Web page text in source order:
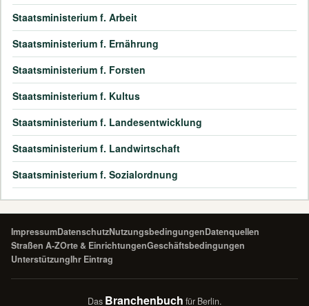
Staatsministerium f. Arbeit
Staatsministerium f. Ernährung
Staatsministerium f. Forsten
Staatsministerium f. Kultus
Staatsministerium f. Landesentwicklung
Staatsministerium f. Landwirtschaft
Staatsministerium f. Sozialordnung
ImpressumDatenschutzNutzungsbedingungenDatenquellen
Straßen A-ZOrte & EinrichtungenGeschäftsbedingungen
UnterstützungIhr Eintrag
Das Branchenbuch für Berlin.